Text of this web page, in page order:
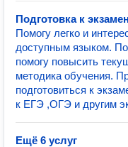
Подготовка к
Помогу легко и
доступным языком.
помогу повысить
методика обучения.
подготовиться к
к ЕГЭ ,ОГЭ и другим
Ещё 6 услуг